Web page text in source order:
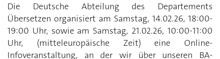
Die Deutsche Abteilung des Departements
Übersetzen organisiert am Samstag, 14.02.26, 18:00-
19:00 Uhr, sowie am Samstag, 21.02.26, 10:00-11:00
Uhr, (mitteleuropäische Zeit) eine Online-
Infoveranstaltung, an der wir über unseren BA-